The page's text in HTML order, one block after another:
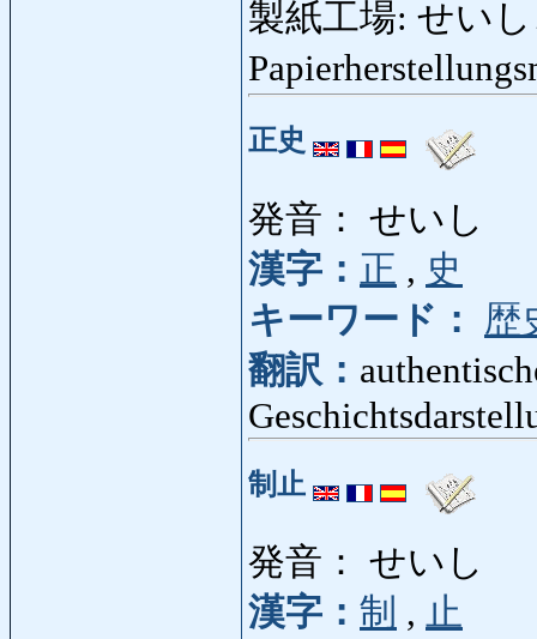
製紙工場: せいし
正史
発音： せいし
漢字： 正 , 史
キーワード：
歴
翻訳：
制止
発音： せいし
漢字： 制 , 止